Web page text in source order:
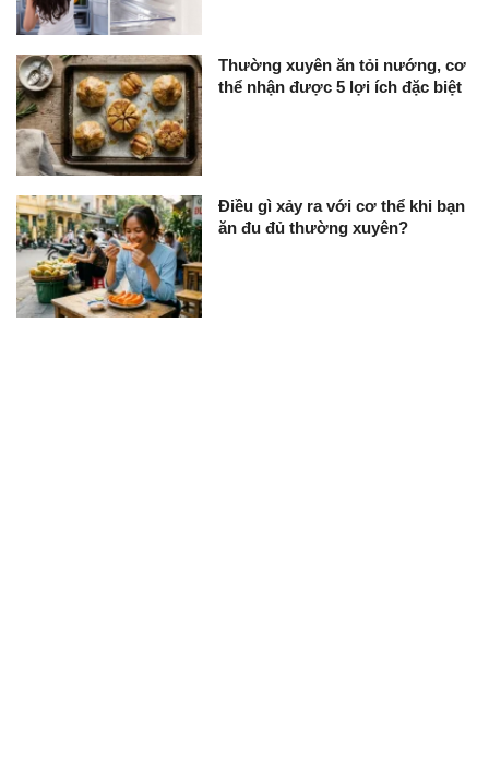
Thường xuyên ăn tỏi nướng, cơ
thể nhận được 5 lợi ích đặc biệt
Điều gì xảy ra với cơ thể khi bạn
ăn đu đủ thường xuyên?